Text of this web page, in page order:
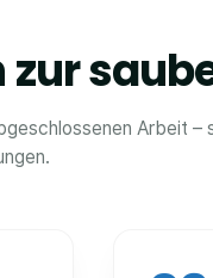
Arbeit –